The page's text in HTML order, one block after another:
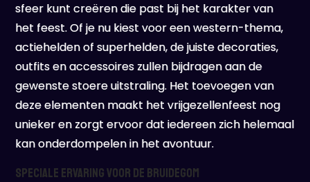
sfeer kunt creëren die past bij het karakter van
het feest. Of je nu kiest voor een western-thema,
actiehelden of superhelden, de juiste decoraties,
outfits en accessoires zullen bijdragen aan de
gewenste stoere uitstraling. Het toevoegen van
deze elementen maakt het vrijgezellenfeest nog
unieker en zorgt ervoor dat iedereen zich helemaal
kan onderdompelen in het avontuur.
Speciale ervaring voor de bruidegom